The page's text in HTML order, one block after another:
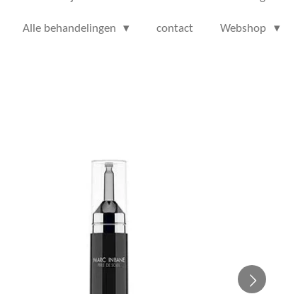
Alle behandelingen contact Webshop